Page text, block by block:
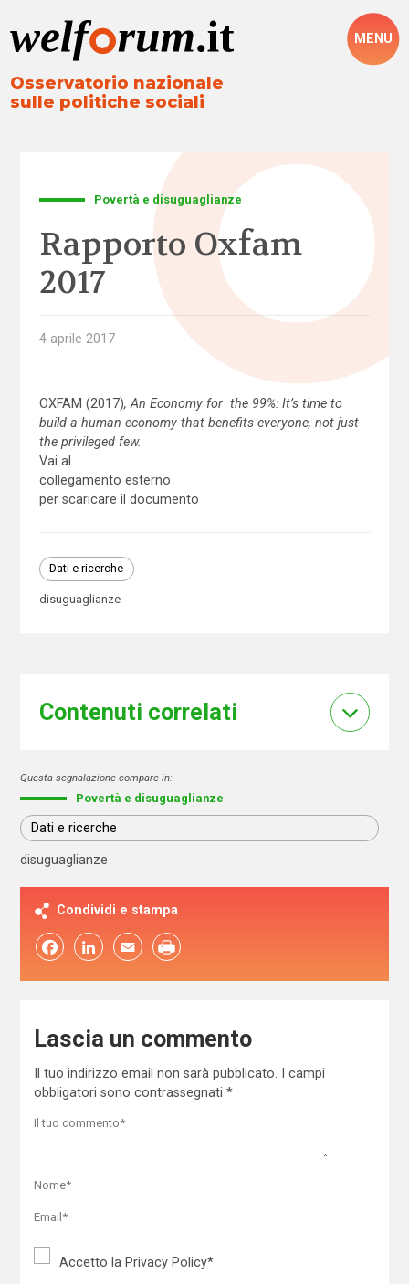
Osservatorio nazionale
sulle politiche sociali
MENU
Povertà e disuguaglianze
Rapporto Oxfam
2017
4 aprile 2017
OXFAM (2017), An Economy for the 99%: It’s time to
build a human economy that benefits everyone, not just
the privileged few.
Vai al
collegamento esterno
per scaricare il documento
Dati e ricerche
disuguaglianze
Contenuti correlati
Questa segnalazione compare in:
Povertà e disuguaglianze
Dati e ricerche
disuguaglianze
Condividi e stampa
FacebookLinkedIn Email
Lascia un commento
Il tuo indirizzo email non sarà pubblicato.
I campi
obbligatori sono contrassegnati *
Accetto la Privacy Policy*